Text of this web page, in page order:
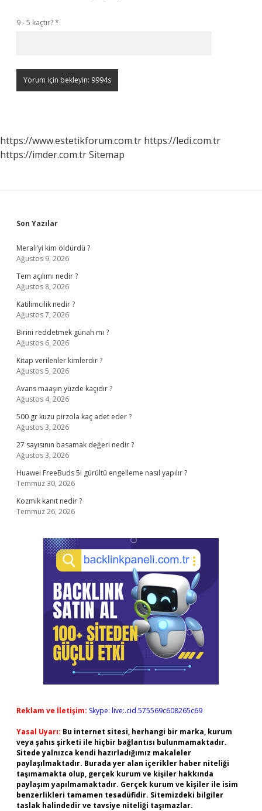
9 - 5 kaçtır?*
https://www.estetikforum.com.tr https://ledi.com.tr
https://imder.com.trSitemap
Sidebar
Son Yazılar
Merali’yi kim öldürdü ?
Ağustos 9, 2026
Tem açılımı nedir ?
Ağustos 8, 2026
Katilimcilik nedir ?
Ağustos 7, 2026
Birini reddetmek günah mı ?
Ağustos 6, 2026
Kitap verilenler kimlerdir ?
Ağustos 5, 2026
Avans maaşın yüzde kaçıdır ?
Ağustos 4, 2026
500 gr kuzu pirzola kaç adet eder ?
Ağustos 3, 2026
27 sayısının basamak değeri nedir ?
Ağustos 3, 2026
Huawei FreeBuds 5i gürültü engelleme nasıl yapılır ?
Temmuz 30, 2026
Kozmik kanıt nedir ?
Temmuz 26, 2026
Reklam ve İletişim: Skype: live:.cid.575569c608265c69
Yasal Uyarı: Bu internet sitesi, herhangi bir marka, kurum
veya şahıs şirketi ile hiçbir bağlantısı bulunmamaktadır.
Sitede yalnızca kendi hazırladığımız makaleler
paylaşılmaktadır. Burada yer alan içerikler haber niteliği
taşımamakta olup, gerçek kurum ve kişiler hakkında
paylaşım yapılmamaktadır. Gerçek kurum ve kişiler ile isim
benzerlikleri tamamen tesadüfidir. Sitemizdeki bilgiler
taslak halindedir ve tavsiye niteliği taşımazlar.